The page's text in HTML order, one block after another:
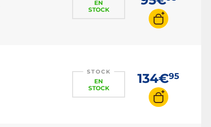
EN
STOCK
STOCK
EN
STOCK
134€95